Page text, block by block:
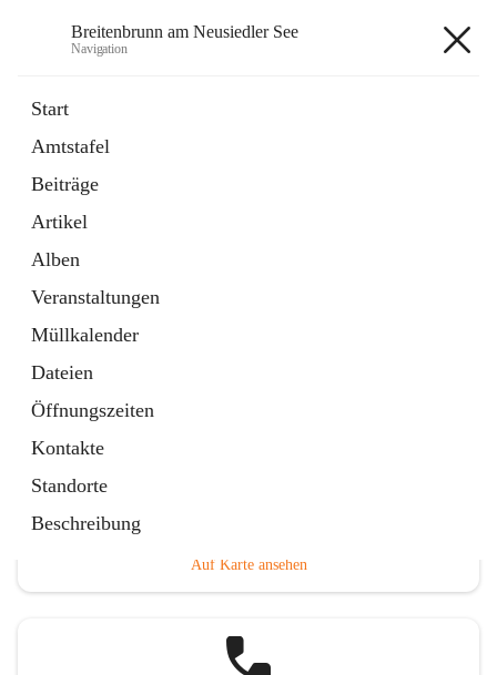
Breitenbrunn am Neusiedler See
Navigation
Start
Amtstafel
Beiträge
Artikel
Alben
Veranstaltungen
Müllkalender
Dateien
Öffnungszeiten
Kontakte
Standorte
Beschreibung
18 Schnellzugriffe
Gemeindeservice
Auf Karte ansehen